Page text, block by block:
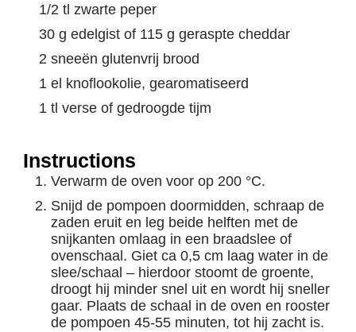
1/2 tl zwarte peper
30 g edelgist of 115 g geraspte cheddar
2 sneeën glutenvrij brood
1 el knoflookolie, gearomatiseerd
1 tl verse of gedroogde tijm
Instructions
Verwarm de oven voor op 200 °C.
Snijd de pompoen doormidden, schraap de
zaden eruit en leg beide helften met de
snijkanten omlaag in een braadslee of
ovenschaal. Giet ca 0,5 cm laag water in de
slee/schaal – hierdoor stoomt de groente,
droogt hij minder snel uit en wordt hij sneller
gaar. Plaats de schaal in de oven en rooster
de pompoen 45-55 minuten, tot hij zacht is.